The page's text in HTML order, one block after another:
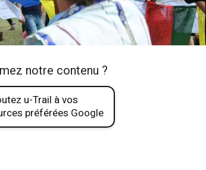
notre contenu ?
u-Trail à vos
préférées Google